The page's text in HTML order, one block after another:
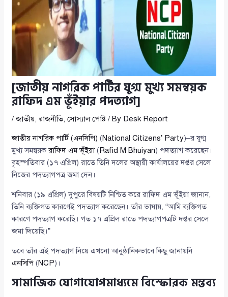
[জাতীয় নাগরিক পার্টির যুগ্ম মুখ্য সমন্বয়ক
রাফিদ এম ভূঁইয়ার পদত্যাগ]
/জাতীয়,রাজনীতি,সোস্যাল পোষ্ট / By Desk Report
জাতীয় নাগরিক পার্টি (এনসিপি) (National Citizens’ Party)–র যুগ্ম
মুখ্য সমন্বয়করাফিদ এম ভূঁইয়া( Rafid M Bhuiyan) পদত্যাগ করেছেন।
বৃহস্পতিবার (১৭ এপ্রিল) রাতে তিনি দলের অস্থায়ী কার্যালয়ের দপ্তর সেলে
নিজের পদত্যাগপত্র জমা দেন।
শনিবার (১৯ এপ্রিল) দুপুরে বিষয়টি নিশ্চিত করে রাফিদ এম ভূঁইয়া জানান,
তিনি ব্যক্তিগত কারণেই পদত্যাগ করেছেন। তাঁর ভাষায়, “আমি ব্যক্তিগত
কারণে পদত্যাগ করেছি। গত ১৭ এপ্রিল রাতে পদত্যাগপত্রটি দপ্তর সেলে
জমা দিয়েছি।”
তবে তাঁর এই পদত্যাগ নিয়ে এখনো আনুষ্ঠানিকভাবে কিছু জানায়নি
এনসিপি (NCP)।
সামাজিক যোগাযোগমাধ্যমে বিস্ফোরক মন্তব্য